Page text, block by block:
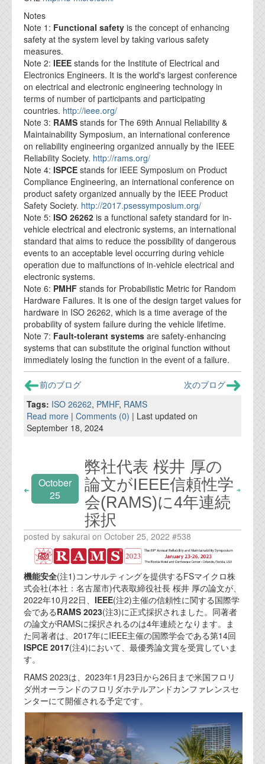
Notes
Note 1: Functional safety is the concept of enhancing
safety at the system level by taking various safety
measures.
Note 2: IEEE stands for the Institute of Electrical and
Electronics Engineers. It is the world's largest conference
on electrical and electronic engineering technology in
terms of number of participants and participating
countries. http://ieee.org/
Note 3: RAMS stands for The 69th Annual Reliability &
Maintainability Symposium, an international conference
on reliability engineering organized annually by the IEEE
Reliability Society. http://rams.org/
Note 4: ISPCE stands for IEEE Symposium on Product
Compliance Engineering, an international conference on
product safety organized annually by the IEEE Product
Safety Society. http://2017.psessymposium.org/
Note 5: ISO 26262 is a functional safety standard for in-
vehicle electrical and electronic systems, an international
standard that aims to reduce the possibility of dangerous
events to an acceptable level occurring during vehicle
operation due to malfunctions of in-vehicle electrical and
electronic systems.
Note 6: PMHF stands for Probabilistic Metric for Random
Hardware Failures. It is one of the design target values for
hardware in ISO 26262, which is a time average of the
probability of system failure during the vehicle lifetime.
Note 7: Fault-tolerant systems are safety-enhancing
systems that can substitute the original function without
immediately losing the function in the event of a failure.
前のブログ
次のブログ
Tags: ISO 26262, PMHF, RAMS
Read more | Comments (0) | Last updated on
September 18, 2024
October
25
弊社代表 桜井 厚の
論文がIEEE信頼性学
会(RAMS)に4年連続
採択
posted by sakurai on October 25, 2022 #538
機能安全(注1)コンサルティングを提供するFSマイクロ株
式会社(本社：名古屋市)代表取締役社長 桜井 厚の論文が、
2022年10月22日、 IEEE(注2)主催の信頼性に関する国際学
会であるRAMS 2023(注3)に正式採択されました。同著者
の論文がRAMSに採択されるのは4年連続となります。ま
た同著者は、2017年にIEEE主催の国際学会である第14回
ISPCE 2017(注4)において、最優秀論文賞を受賞していま
す。
RAMS 2023は、2023年1月23日から26日まで米国フロリ
ダ州オーランドのフロリダホテルアンドカンファレンスセ
ンターにて開催される予定です。